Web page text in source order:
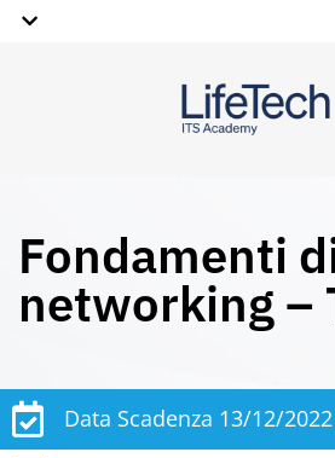
Fondamenti
networking –
Data Scadenza 13/12/2022